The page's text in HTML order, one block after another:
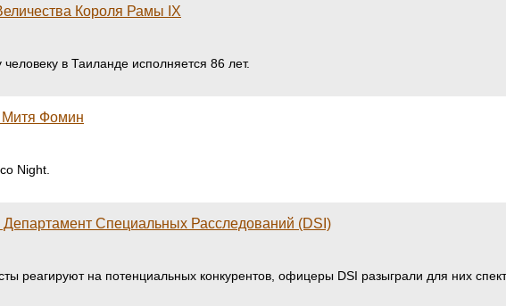
Короля Рамы IX
в Таиланде исполняется 86 лет.
Митя Фомин
Night.
Департамент Специальных Расследований (DSI)
реагируют на потенциальных конкурентов, офицеры DSI разыграли для них